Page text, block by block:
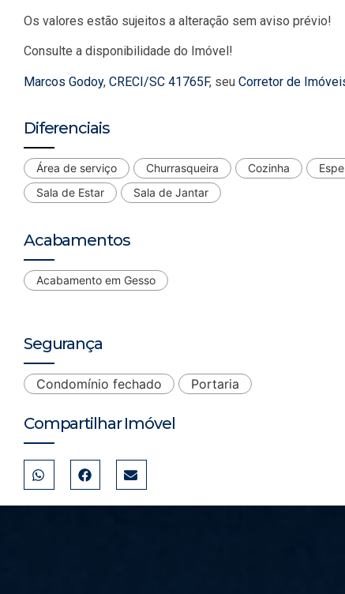
Os valores estão sujeitos a alteração sem aviso prévio!
Consulte a disponibilidade do Imóvel!
Marcos Godoy, CRECI/SC 41765F, seu Corretor de
Diferenciais
Área de serviço Churrasqueira Cozinha
Sala de Estar
Sala de Jantar
Acabamentos
Acabamento em Gesso
Segurança
Condomínio fechado Portaria
Compartilhar Imóvel